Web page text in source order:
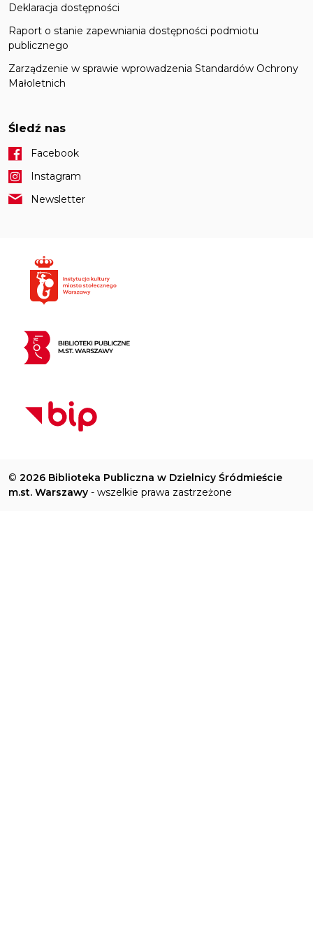
Deklaracja dostępności
Raport o stanie zapewniania dostępności podmiotu
publicznego
Zarządzenie w sprawie wprowadzenia Standardów Ochrony
Małoletnich
Śledź nas
Facebook
Instagram
Newsletter
© 2026 Biblioteka Publiczna w Dzielnicy Śródmieście
m.st. Warszawy - wszelkie prawa zastrzeżone